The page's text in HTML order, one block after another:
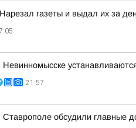
газеты и выдал их за
Невинномысске
21:57
Ставрополе обсудили главные